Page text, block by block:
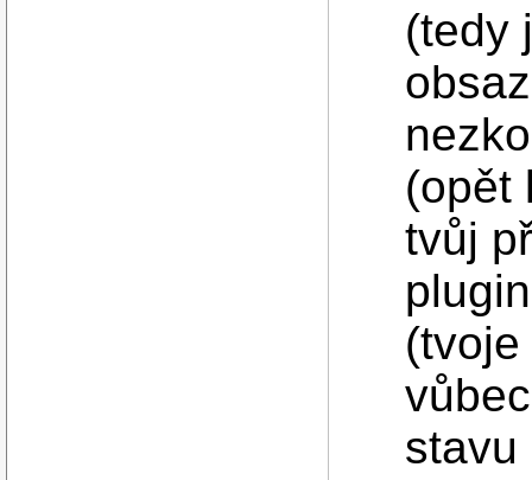
(tedy
(opět
tvůj
stavu